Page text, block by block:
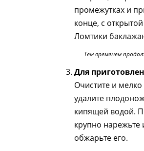
промежутках и
конце, с
Ломтики
Тем временем
Для
Очистите и
удалите
кипящей водой.
крупно нарежьте
обжарьте его.